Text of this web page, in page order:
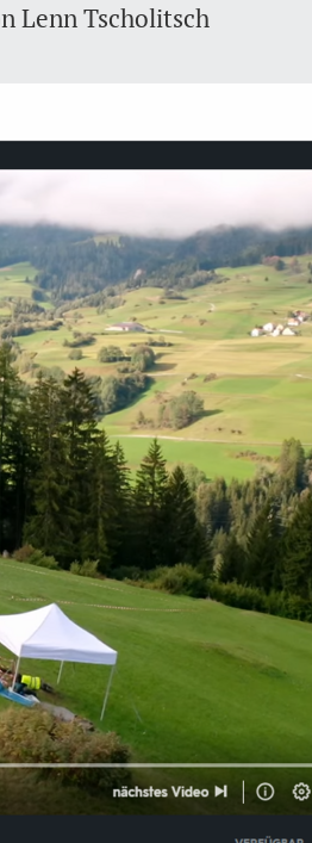
Lenn Tscholitsch